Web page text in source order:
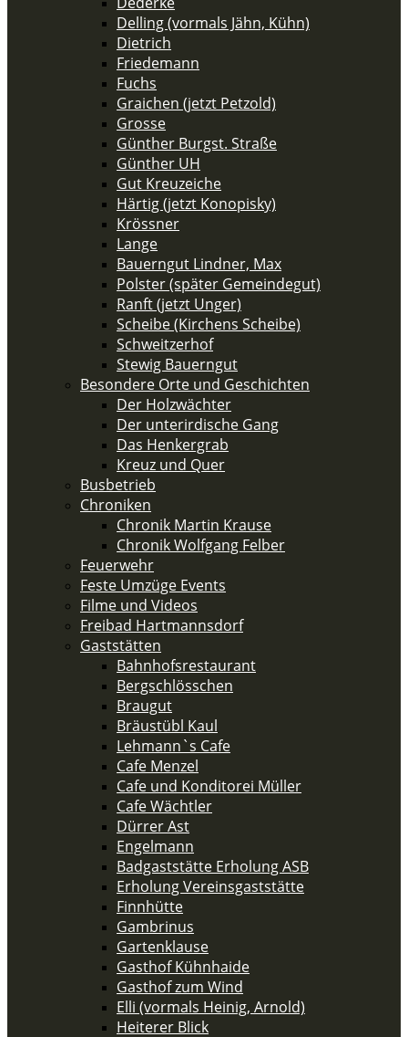
Delling (vormals Jähn, Kühn)
Dietrich
Friedemann
Fuchs
Graichen (jetzt Petzold)
Grosse
Günther Burgst. Straße
Günther UH
Gut Kreuzeiche
Härtig (jetzt Konopisky)
Krössner
Lange
Bauerngut Lindner, Max
Polster (später Gemeindegut)
Ranft (jetzt Unger)
Scheibe (Kirchens Scheibe)
Schweitzerhof
Stewig Bauerngut
Besondere Orte und Geschichten
Der Holzwächter
Der unterirdische Gang
Das Henkergrab
Kreuz und Quer
Busbetrieb
Chroniken
Chronik Martin Krause
Chronik Wolfgang Felber
Feuerwehr
Feste Umzüge Events
Filme und Videos
Freibad Hartmannsdorf
Gaststätten
Bahnhofsrestaurant
Bergschlösschen
Braugut
Bräustübl Kaul
Lehmann`s Cafe
Cafe Menzel
Cafe und Konditorei Müller
Cafe Wächtler
Dürrer Ast
Engelmann
Badgaststätte Erholung ASB
Erholung Vereinsgaststätte
Finnhütte
Gambrinus
Gartenklause
Gasthof Kühnhaide
Gasthof zum Wind
Elli (vormals Heinig, Arnold)
Heiterer Blick